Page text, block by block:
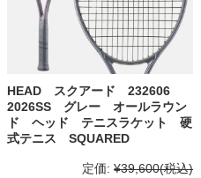
HEAD スクアード 232606
2026SS グレー オールラウン
ド ヘッド テニスラケット 硬
式テニス SQUARED
定価: ¥39,600(税込)